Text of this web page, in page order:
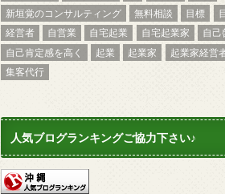
新垣覚のコンサルティング
無料相談 目標
経営者
自営業 自宅起業 自宅起業家
自己
自己肯定感を高く
起業 起業家 起業家経営
集客代行
人気ブログランキングご協力下さい♪